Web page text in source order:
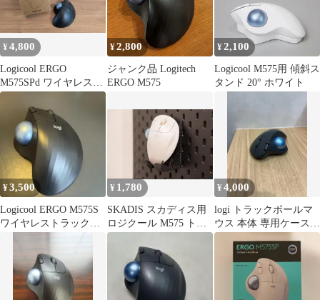
¥4,800
Logicool ERGO
M575SPd ワイヤレスト
ラックボール
¥2,800
ジャンク品 Logitech
ERGO M575
¥2,100
Logicool M575用 傾斜ス
タンド 20° ホワイト
¥3,500
Logicool ERGO M575S
ワイヤレストラックボ
¥ 1,780
SKADIS スカディス用
ロジクール M575 トラ
ックボール ホルダー
¥4,000
logi トラックボールマ
ウス 本体 専用ケース付
き m575